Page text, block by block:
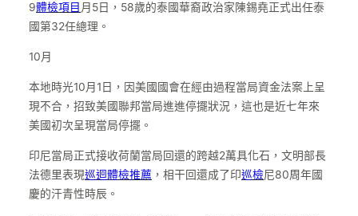
9體檢項目 月5日，58歲的泰國華裔政治家陳錫堯正式出任泰
國第32任總理。
10月
本地時光10月1日，因美國國會在經由過程當局資金法案上呈
現不合，招致美國聯邦當局進進停擺狀況，這也是近七年來
美國初次呈現當局停擺。
印尼當局正式接收荷蘭當局回還的跨越2萬具化石，文明部長
法德里表現巡迴體檢推薦 ，相干回還成了印巡檢尼80周年國
慶的汗青性時辰。